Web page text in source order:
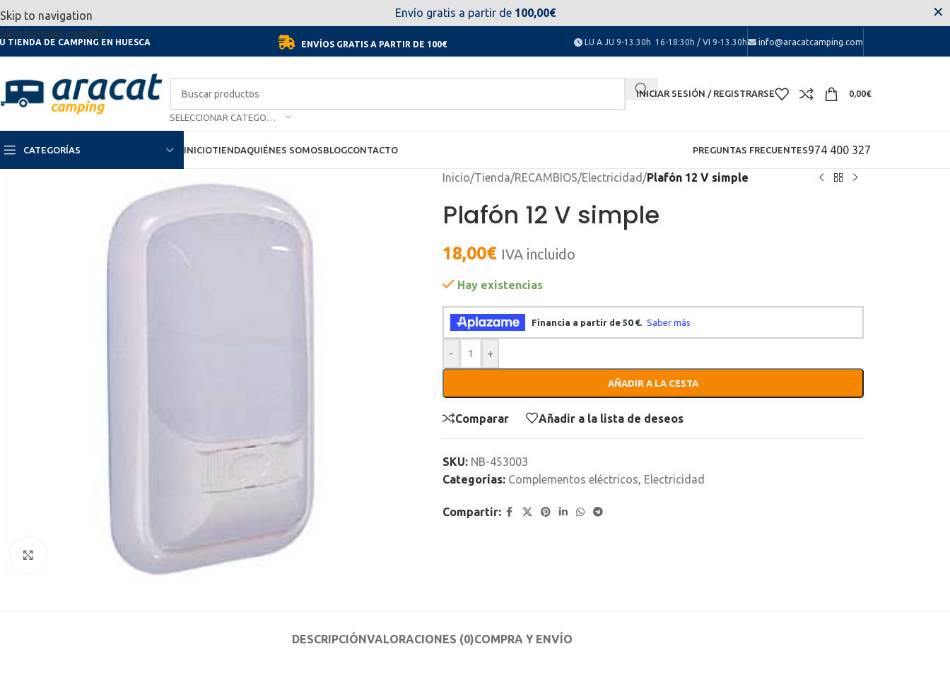
Skip to navigation
Skip to main content
Por motivo de las vacaciones, del día 11 al 23 de agosto no estaremos disponibles. Disculpen las molestias.
TIENDA DE CAMPING EN HUESCA ENVÍOS GRATIS A PARTIR DE 100€ LU A JU 9-13.30h 16-18:30h / VI 9-13.30h info@aracatcamping.com
INICIAR SESIÓN / REGISTRARSE 0,00€
CATEGORÍAS INICIOTIENDAQUIÉNES SOMOSBLOGCONTACTO PREGUNTAS FRECUENTES974 400 327
Envío gratis a partir de 100,00€ ✕
Clic para ampliar
Inicio/Tienda/RECAMBIOS/Electricidad /Plafón 12 V simple
Plafón 12 V simple
18,00€ IVA incluido
Hay existencias
- +
AÑADIR A LA CESTA
Comparar Añadir a la lista de deseos
SKU: NB-453003
Categorías: Complementos eléctricos, Electricidad
Compartir:
DESCRIPCIÓNVALORACIONES (0)COMPRA Y ENVÍO